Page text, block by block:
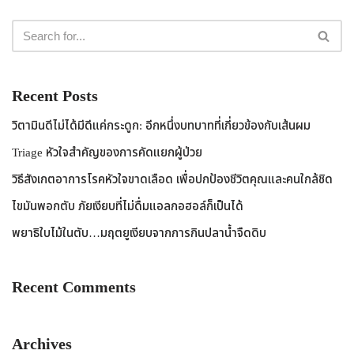
Recent Posts
วิตามินดีไม่ได้มีดีแค่กระดูก: อีกหนึ่งบทบาทที่เกี่ยวข้องกับเส้นผม
Triage หัวใจสำคัญของการคัดแยกผู้ป่วย
วิธีสังเกตอาการโรคหัวใจขาดเลือด เพื่อปกป้องชีวิตคุณและคนใกล้ชิด
ไขมันพอกตับ ภัยเงียบที่ไม่ดื่มแอลกอฮอล์ก็เป็นได้
พยาธิใบไม้ในตับ…มฤตยูเงียบจากการกินปลาน้ำจืดดิบ
Recent Comments
Archives